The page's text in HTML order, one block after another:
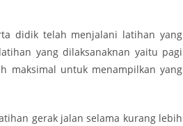
didik telah menjalani latihan yang
yang dilaksanaknan yaitu pagi
maksimal untuk menampilkan yang
gerak jalan selama kurang lebih